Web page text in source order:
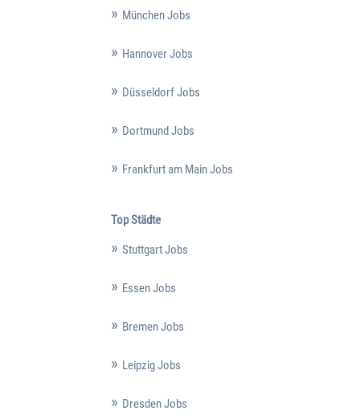
München Jobs
Hannover Jobs
Düsseldorf Jobs
Dortmund Jobs
Frankfurt am Main Jobs
Top Städte
Stuttgart Jobs
Essen Jobs
Bremen Jobs
Leipzig Jobs
Dresden Jobs